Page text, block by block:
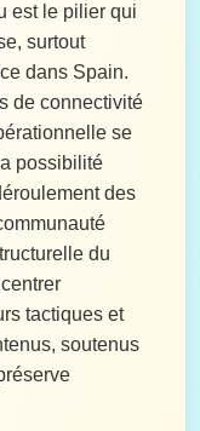
est le pilier qui
surtout
dans Spain.
de connectivité
se
possibilité
des
du
tactiques et
soutenus